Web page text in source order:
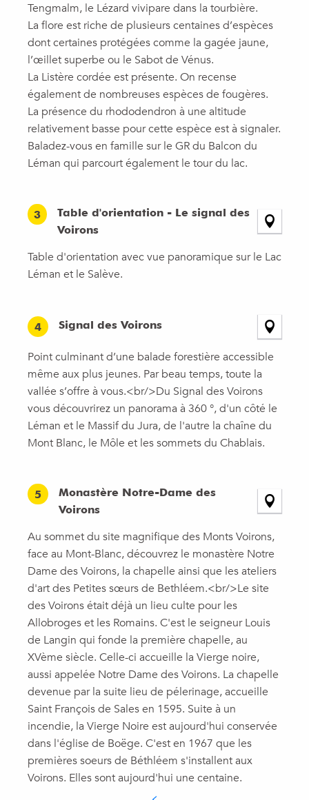
Tengmalm, le Lézard vivipare dans la tourbière.
La flore est riche de plusieurs centaines d’espèces
dont certaines protégées comme la gagée jaune,
l’œillet superbe ou le Sabot de Vénus.
La Listère cordée est présente. On recense
également de nombreuses espèces de fougères.
La présence du rhododendron à une altitude
relativement basse pour cette espèce est à signaler.
Baladez-vous en famille sur le GR du Balcon du
Léman qui parcourt également le tour du lac.
3
Table d'orientation - Le signal des
Voirons
Table d'orientation avec vue panoramique sur le Lac
Léman et le Salève.
4 Signal des Voirons
Point culminant d’une balade forestière accessible
même aux plus jeunes. Par beau temps, toute la
vallée s’offre à vous.<br/>Du Signal des Voirons
vous découvrirez un panorama à 360 °, d'un côté le
Léman et le Massif du Jura, de l'autre la chaîne du
Mont Blanc, le Môle et les sommets du Chablais.
5
Monastère Notre-Dame des
Voirons
Au sommet du site magnifique des Monts Voirons,
face au Mont-Blanc, découvrez le monastère Notre
Dame des Voirons, la chapelle ainsi que les ateliers
d'art des Petites sœurs de Bethléem.<br/>Le site
des Voirons était déjà un lieu culte pour les
Allobroges et les Romains. C'est le seigneur Louis
de Langin qui fonde la première chapelle, au
XVème siècle. Celle-ci accueille la Vierge noire,
aussi appelée Notre Dame des Voirons. La chapelle
devenue par la suite lieu de pélerinage, accueille
Saint François de Sales en 1595. Suite à un
incendie, la Vierge Noire est aujourd'hui conservée
dans l'église de Boëge. C'est en 1967 que les
premières soeurs de Béthléem s'installent aux
Voirons. Elles sont aujourd'hui une centaine.